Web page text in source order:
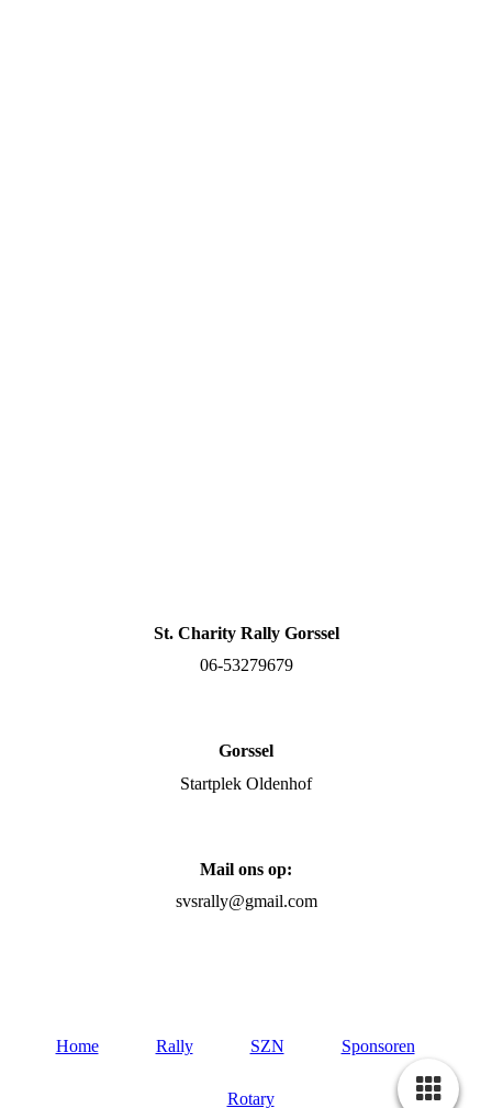
St. Charity Rally Gorssel
06-53279679
Gorssel
Startplek Oldenhof
Mail ons op:
svsrally@gmail.com
Home Rally SZN Sponsoren
Rotary